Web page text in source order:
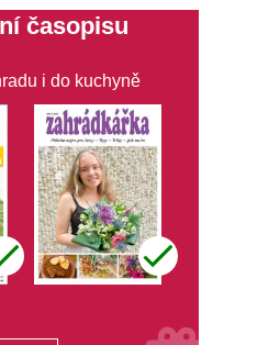
časopisu
i do kuchyně